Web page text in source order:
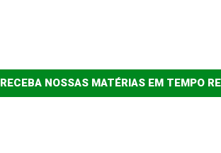
RECEBA NOSSAS MATÉRIAS EM TEMPO